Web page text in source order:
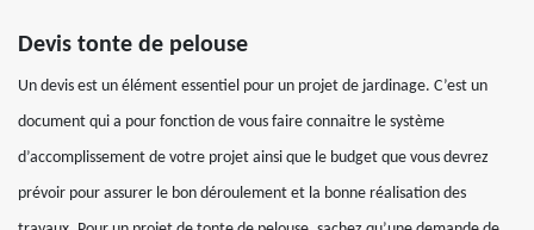
Devis tonte de pelouse
Un devis est un élément essentiel pour un projet de jardinage. C’est un
document qui a pour fonction de vous faire connaitre le système
d’accomplissement de votre projet ainsi que le budget que vous devrez
prévoir pour assurer le bon déroulement et la bonne réalisation des